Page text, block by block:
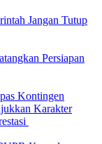
Jangan Tutup
Persiapan
Kontingen
Karakter